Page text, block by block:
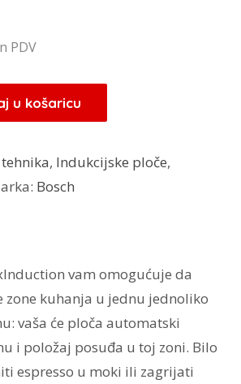
PDV
u košaricu
, Indukcijske ploče,
Bosch
vam omogućuje da
kuhanja u jednu jednoliko
vaša će ploča automatski
i položaj posuđa u toj zoni. Bilo
espresso u moki ili zagrijati